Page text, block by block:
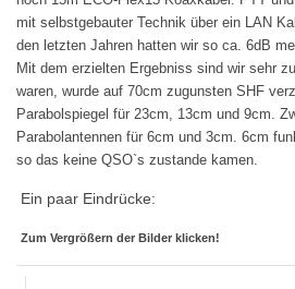
mit selbstgebauter Technik über ein LAN
den letzten Jahren hatten wir so ca. 6dB
Mit dem erzielten Ergebniss sind wir sehr
waren, wurde auf 70cm zugunsten SHF
Parabolspiegel für 23cm, 13cm und 9cm.
Parabolantennen für 6cm und 3cm. 6cm
so das keine QSO`s zustande kamen.
Ein paar Eindrücke:
Zum Vergrößern der Bilder klicken!